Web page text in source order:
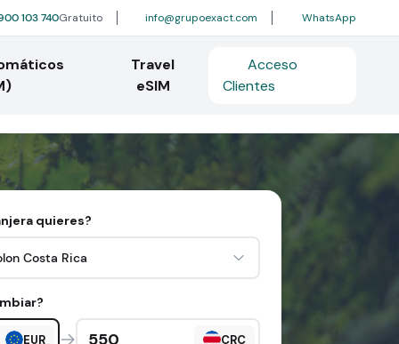
103 740Gratuito info@grupoexact.com WhatsApp
Travel
eSIM
Acceso
Clientes
quieres?
Costa Rica
EUR
Cantidad en divisa extranjera
CRC